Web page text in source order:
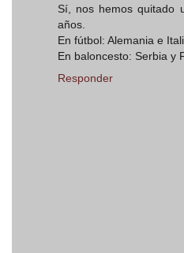
Sí, nos hemos quitado
años.
En fútbol: Alemania e
En baloncesto: Serbia y
Responder